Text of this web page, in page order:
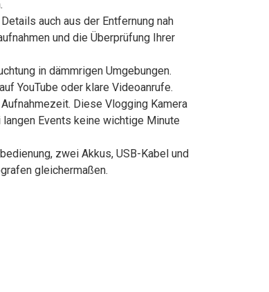
auch aus der Entfernung nah
und die Überprüfung Ihrer
in dämmrigen Umgebungen.
YouTube oder klare Videoanrufe.
Diese Vlogging Kamera
Events keine wichtige Minute
zwei Akkus, USB-Kabel und
gleichermaßen.